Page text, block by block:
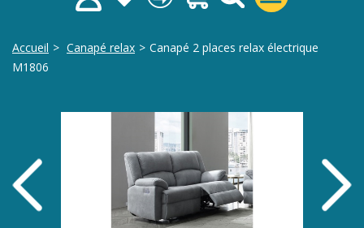
Accueil > Canapé relax > Canapé 2 places relax électrique
M1806